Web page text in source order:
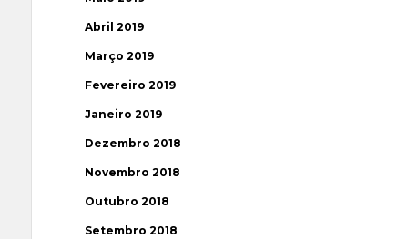
Abril 2019
Março 2019
Fevereiro 2019
Janeiro 2019
Dezembro 2018
Novembro 2018
Outubro 2018
Setembro 2018